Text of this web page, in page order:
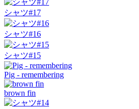
シャツ#17
シャツ#16
シャツ#15
Pig - remembering
brown fin